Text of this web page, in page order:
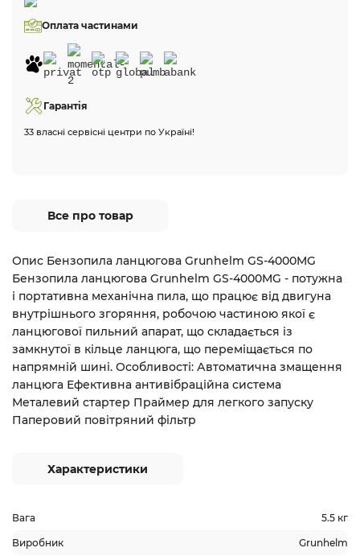
Оплата частинами
Гарантія
33 власні сервісні центри по Україні!
Все про товар
Опис Бензопила ланцюгова Grunhelm GS-4000MG
Бензопила ланцюгова Grunhelm GS-4000MG - потужна
і портативна механічна пила, що працює від двигуна
внутрішнього згоряння, робочою частиною якої є
ланцюгової пильний апарат, що складається із
замкнутої в кільце ланцюга, що переміщається по
напрямній шині. Особливості: Автоматична змащення
ланцюга Ефективна антивібраційна система
Металевий стартер Праймер для легкого запуску
Паперовий повітряний фільтр
Характеристики
Вага 5.5 кг
Виробник Grunhelm